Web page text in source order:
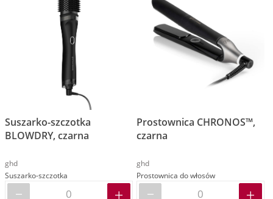
Suszarko-szczotka
BLOWDRY, czarna
ghd
Suszarko-szczotka
Prostownica CHRONOS™,
czarna
ghd
Prostownica do włosów